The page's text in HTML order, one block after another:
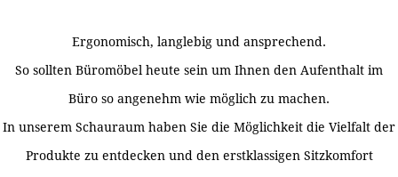
Ergonomisch, langlebig und ansprechend.
So sollten Büromöbel heute sein um Ihnen den Aufenthalt im
Büro so angenehm wie möglich zu machen.
In unserem Schauraum haben Sie die Möglichkeit die Vielfalt der
Produkte zu entdecken und den erstklassigen Sitzkomfort